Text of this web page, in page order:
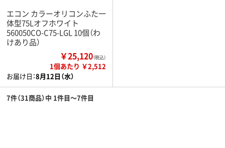
エコン カラーオリコンふた一
体型75Lオフホワイト
560050CO-C75-LGL 10個（わ
けあり品）
￥25,120（税込）
1個あたり ￥2,512
お届け日：8月12日（水）
7件（31商品）中 1件目～7件目